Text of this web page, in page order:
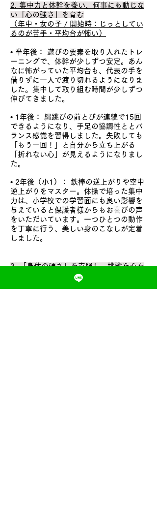
2. 集中力と体幹を養い、何事にも動じな
い「心の強さ」を育む
（年中・女の子 / 開始時：じっとしてい
るのが苦手・平均台が怖い）
• 半年後： 遊びの要素を取り入れたトレ
ーニングで、体幹が少しずつ安定。あん
なに怖がっていた平均台も、代表の手を
借りずに一人で渡り切れるようになりま
した。集中して取り組む時間が少しずつ
伸びてきました。
• 1年後： 縄跳びの前とびが連続で15回
できるようになり、手足の協調性ととバ
ランス感覚を習得しました。失敗しても
「もう一回！」と自分から立ち上がる
「折れない心」が見えるようになりまし
た。
• 2年後（小1）： 鉄棒の逆上がりや空中
逆上がりをマスター。体操で培った集中
力は、小学校での学習面にも良い影響を
与えていると保護者様からもお喜びの声
をいただいています。一つひとつの動作
を丁寧に行う、美しい身のこなしが定着
しました。
3. 「身体の硬さ」を克服し、挑戦を心か
（小学3年生・男の子 / 開始時：身体が非